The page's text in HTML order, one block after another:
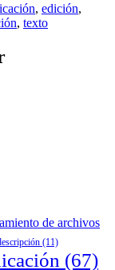
, edición,
, texto
de archivos
(11)
(67)